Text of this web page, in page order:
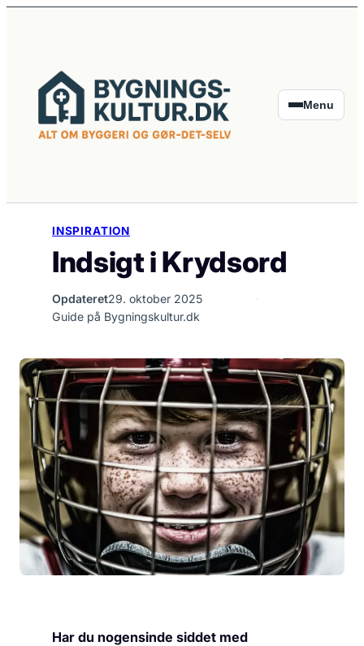
Menu
INSPIRATION
Indsigt i Krydsord
Opdateret29. oktober 2025
Guide på Bygningskultur.dk
Har du nogensinde siddet med